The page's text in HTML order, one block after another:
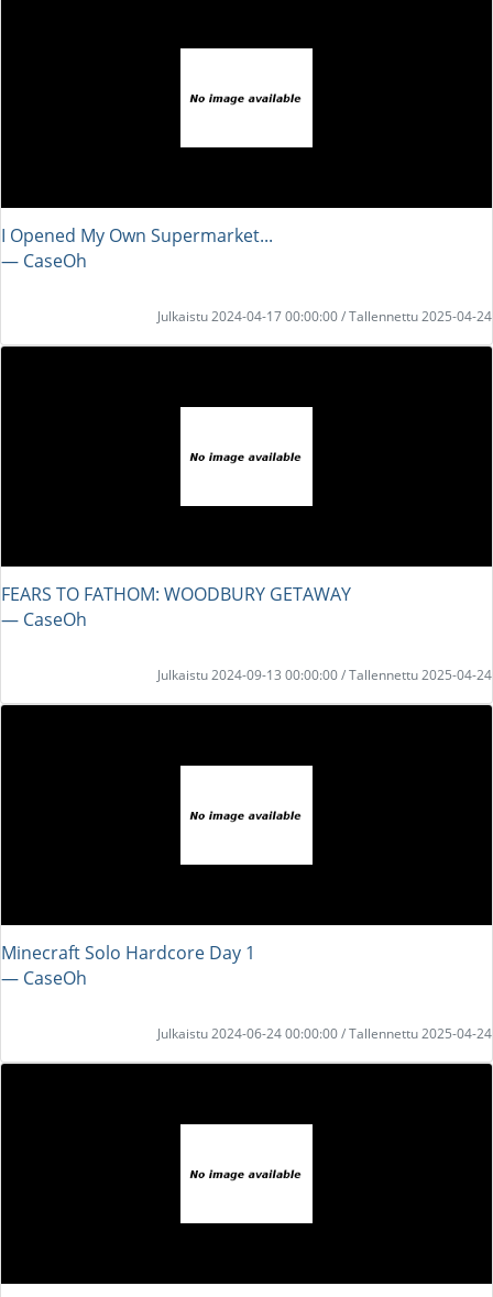
I Opened My Own Supermarket...
― CaseOh
Julkaistu 2024-04-17 00:00:00 / Tallennettu 2025-04-24
FEARS TO FATHOM: WOODBURY GETAWAY
― CaseOh
Julkaistu 2024-09-13 00:00:00 / Tallennettu 2025-04-24
Minecraft Solo Hardcore Day 1
― CaseOh
Julkaistu 2024-06-24 00:00:00 / Tallennettu 2025-04-24